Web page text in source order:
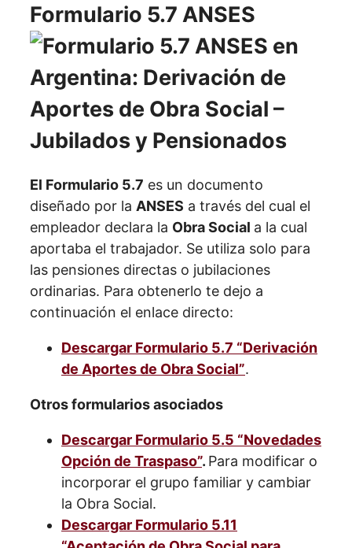
Formulario 5.7 ANSES
El Formulario 5.7 es un documento
diseñado por la ANSES a través del cual el
empleador declara la Obra Social a la cual
aportaba el trabajador. Se utiliza solo para
las pensiones directas o jubilaciones
ordinarias. Para obtenerlo te dejo a
continuación el enlace directo:
Descargar Formulario 5.7 “Derivación
de Aportes de Obra Social”.
Otros formularios asociados
Descargar Formulario 5.5 “Novedades
Opción de Traspaso”. Para modificar o
incorporar el grupo familiar y cambiar
la Obra Social.
Descargar Formulario 5.11